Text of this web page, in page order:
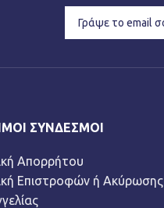
ΣΎΝΔΕΣΜΟΙ
Απορρήτου
Επιστροφών ή Ακύρωσης